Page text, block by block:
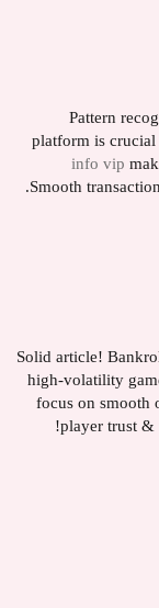
Pattern
platform is crucial
info vip
Smooth
Solid article!
high-volatility
focus on smooth
player trust &